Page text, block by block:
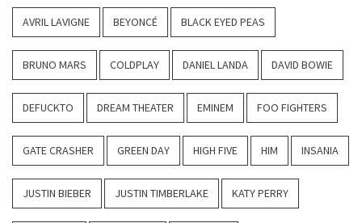
AVRIL LAVIGNE BEYONCÉ BLACK EYED PEAS
BRUNO MARS COLDPLAY DANIEL LANDA DAVID BOWIE
DEFUCKTO DREAM THEATER EMINEM FOO FIGHTERS
GATE CRASHER GREEN DAY HIGH FIVE HIM INSANIA
JUSTIN BIEBER JUSTIN TIMBERLAKE KATY PERRY